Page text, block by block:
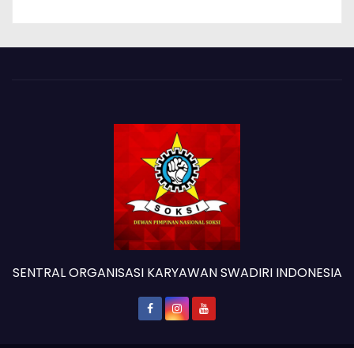
SENTRAL ORGANISASI KARYAWAN SWADIRI INDONESIA